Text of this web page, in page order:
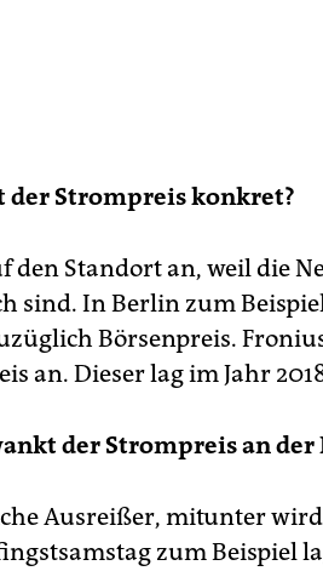
der Strompreis konkret?
den Standort an, weil die
sind. In Berlin zum
Börsenpreis.
an. Dieser lag im Jahr
der Strompreis an der
Ausreißer, mitunter
zum Beispiel